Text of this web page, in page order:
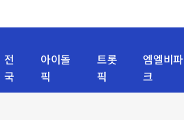
전
국
아이돌
픽
트롯
픽
엠엘비파
크